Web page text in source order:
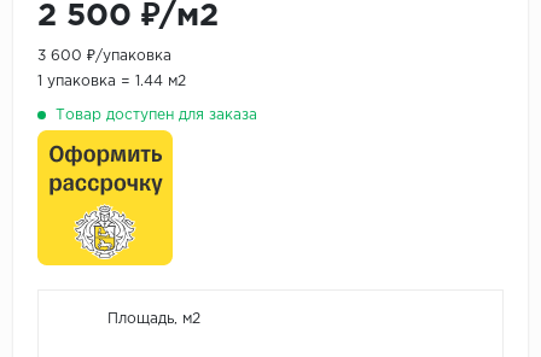
2 500 ₽/м2
3 600 ₽/упаковка
1 упаковка = 1.44 м2
Товар доступен для заказа
Площадь, м2